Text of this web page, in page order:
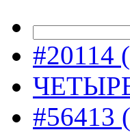
#20114
#56413